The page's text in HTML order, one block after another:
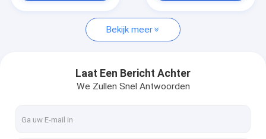
Transportbandvulcaniseerapparaat
Transportband het Vulcaniseren Materiaal
Transportband Vulcaniserende Pers
Bekijk meer
Laat Een Bericht Achter
We Zullen Snel Antwoorden